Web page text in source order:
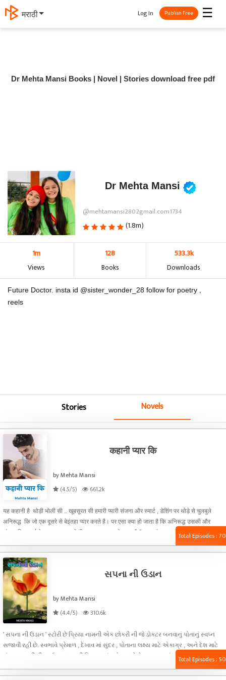
मराठी ☰
Log In Publish Free
Dr Mehta Mansi Books | Novel | Stories download free pdf
Dr Mehta Mansi
@mehtamansi2802gmail.com1734
(1.8m)
1m
Views
128
Books
533.3k
Downloads
Future Doctor. insta id @sister_wonder_28 follow for poetry ,
reels
Stories Novels
कहानी प्यार कि
by Mehta Mansi
(4.5/5)
661.2k
यह कहानी है थोड़ी भोली सी .. खूबसूरत सी हमारी प्यारी संजना और स्मार्ट , डेशिंग पर थोड़े से चुलबुले
अनिरूद्ध कि जो एक दूसरे से बेइंतहा प्यार करते है। पर एसा क्या हो जाता है कि अनिरूद्ध उसकी और
संजना कि सगाई के कुछ समय पहले ही अचानक गायब हो जाता है ? क्या अंजाम आएगा संजना और
आपको कहानी पढ़ने के बाद ही पता चलेगा..तो मेरे साथ जुड़ी रहिए इस प्यारे से सफर में ...
Total Episodes : 70
સપના ની ઉડાન
by Mehta Mansi
(4.4/5)
310.6k
' સપના ની ઉડાન ' સ્ટોરી છે પ્રિયા નામની એક છોકરી ની જે ડોકટર બનવાનું પોતાનું સ્વપ્ન
સજાવી રહી છે. સ્વભાવે પ્રેમાળ , દેખાવ માં સુંદર , પોતાના લક્ષ્ય માટે એકાગ્ર , અને દેશ માટે
કંઇક કરવાની તીવ્ર ઈચ્છા ધરાવતી પ્રિયા , શું થશે જ્યારે તેના જીવન માં પણ પ્રેમ ની દસ્તક
કેવી રીતે પોતાનું લક્ષ્ય પ્રાપ્ત કરે છે એ જાણવા માટે વાચતા રહો મહેનત , પ્રેમ અને દોસ્તી નું
Total Episodes : 50